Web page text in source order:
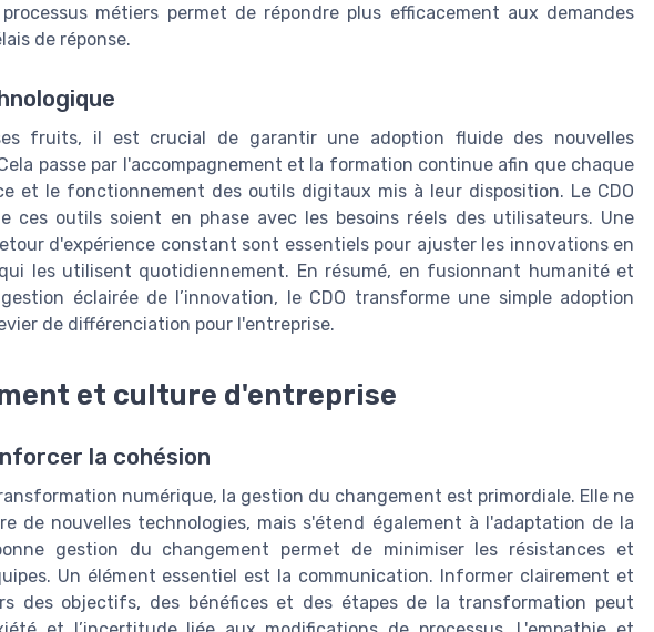
métiers permet de répondre plus efficacement aux demandes
de réponse.
fruits, il est crucial de garantir une adoption fluide des nouvelles
passe par l'accompagnement et la formation continue afin que chaque
et le fonctionnement des outils digitaux mis à leur disposition. Le CDO
ces outils soient en phase avec les besoins réels des utilisateurs. Une
d'expérience constant sont essentiels pour ajuster les innovations en
les utilisent quotidiennement. En résumé, en fusionnant humanité et
éclairée de l’innovation, le CDO transforme une simple adoption
de différenciation pour l'entreprise.
et culture d'entreprise
la cohésion
numérique, la gestion du changement est primordiale. Elle ne
de nouvelles technologies, mais s'étend également à l'adaptation de la
gestion du changement permet de minimiser les résistances et
Un élément essentiel est la communication. Informer clairement et
des objectifs, des bénéfices et des étapes de la transformation peut